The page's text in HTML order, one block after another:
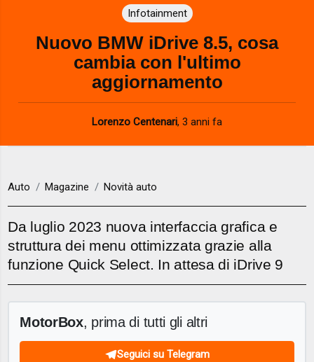
Infotainment
Nuovo BMW iDrive 8.5, cosa
cambia con l'ultimo
aggiornamento
Lorenzo Centenari, 3 anni fa
Auto Magazine Novità auto
Da luglio 2023 nuova interfaccia grafica e
struttura dei menu ottimizzata grazie alla
funzione Quick Select. In attesa di iDrive 9
MotorBox, prima di tutti gli altri
Seguici su Telegram